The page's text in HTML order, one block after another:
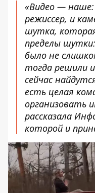
«Видео — наше:
режиссер, и
шутка,
пределы
было не
тогда решили
сейчас
есть целая
организовать
рассказала
которой и